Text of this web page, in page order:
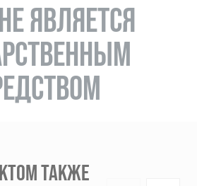
ЯВЛЯЕТСЯ
ТАКЖЕ